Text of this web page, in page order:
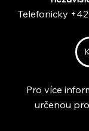
Telefonicky
Pro více
určenou